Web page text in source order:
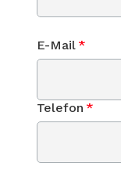
E-Mail *
Telefon *